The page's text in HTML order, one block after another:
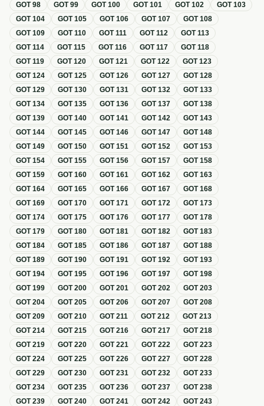
GOT98 GOT99 GOT100 GOT101 GOT102 GOT103
GOT104 GOT105 GOT106 GOT107 GOT108
GOT109 GOT110 GOT111 GOT112 GOT113
GOT114 GOT115 GOT116 GOT117 GOT118
GOT119 GOT120 GOT121 GOT122 GOT123
GOT124 GOT125 GOT126 GOT127 GOT128
GOT129 GOT130 GOT131 GOT132 GOT133
GOT134 GOT135 GOT136 GOT137 GOT138
GOT139 GOT140 GOT141 GOT142 GOT143
GOT144 GOT145 GOT146 GOT147 GOT148
GOT149 GOT150 GOT151 GOT152 GOT153
GOT154 GOT155 GOT156 GOT157 GOT158
GOT159 GOT160 GOT161 GOT162 GOT163
GOT164 GOT165 GOT166 GOT167 GOT168
GOT169 GOT170 GOT171 GOT172 GOT173
GOT174 GOT175 GOT176 GOT177 GOT178
GOT179 GOT180 GOT181 GOT182 GOT183
GOT184 GOT185 GOT186 GOT187 GOT188
GOT189 GOT190 GOT191 GOT192 GOT193
GOT194 GOT195 GOT196 GOT197 GOT198
GOT199 GOT200 GOT201 GOT202 GOT203
GOT204 GOT205 GOT206 GOT207 GOT208
GOT209 GOT210 GOT211 GOT212 GOT213
GOT214 GOT215 GOT216 GOT217 GOT218
GOT219 GOT220 GOT221 GOT222 GOT223
GOT224 GOT225 GOT226 GOT227 GOT228
GOT229 GOT230 GOT231 GOT232 GOT233
GOT234 GOT235 GOT236 GOT237 GOT238
GOT239 GOT240 GOT241 GOT242 GOT243